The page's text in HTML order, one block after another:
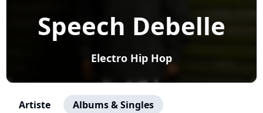
Speech Debelle
Electro Hip Hop
Artiste Albums & Singles